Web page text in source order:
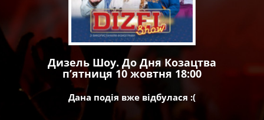
Дизель Шоу. До Дня Козацтва
пʼятниця 10 жовтня 18:00
Дана подія вже відбулася :(